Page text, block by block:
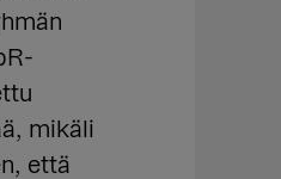
mikäli
että